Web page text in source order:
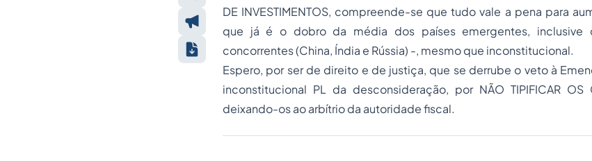
DE INVESTIMENTOS, compreende-se que tudo vale a pena para
que já é o dobro da média dos países emergentes, inclusive
concorrentes (China, Índia e Rússia) -, mesmo que inconstitucional.
Espero, por ser de direito e de justiça, que se derrube o veto à
inconstitucional PL da desconsideração, por NÃO TIPIFICAR OS
deixando-os ao arbítrio da autoridade fiscal.